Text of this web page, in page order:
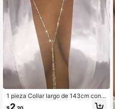
1 pieza Collar largo de 143cm con c
adena de cristal y strass brillantes
2